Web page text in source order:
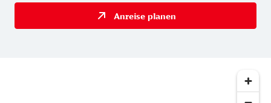
einer Schauschmiede wird übrigens an Aktionstagen
hin und wieder wie in der damaligen Zeit
Erlebe den „Wächter des Allgäus“ durch die Augen
Anreise planen